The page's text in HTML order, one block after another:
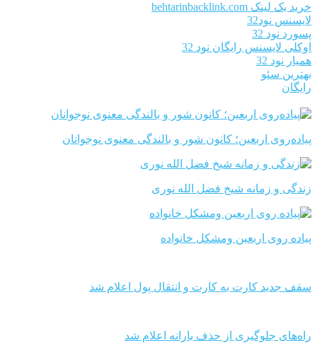
خرید بک لینک behtarinbacklink.com
لایسنس نود32
پسورد نود 32
اوکلی لایسنس رایگان نود 32
همیار نود 32
بهترین سئو
رایگان
پیاده‌روی اربعین؛ کانون شور و بالندگی معنوی نوجوانان
زندگی و زمانه شیخ فضل الله نوری
پیاده روی اربعین ومشکل خانواده
سقف جدید کارت به کارت و انتقال پول اعلام شد
راه‌های جلوگیری از حذف یارانه اعلام شد